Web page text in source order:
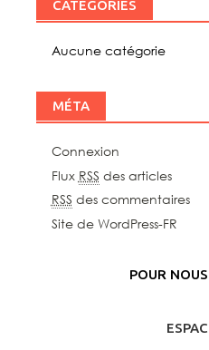
CATÉGORIES
Aucune catégorie
MÉTA
Connexion
Flux RSS des articles
RSS des commentaires
Site de WordPress-FR
POUR